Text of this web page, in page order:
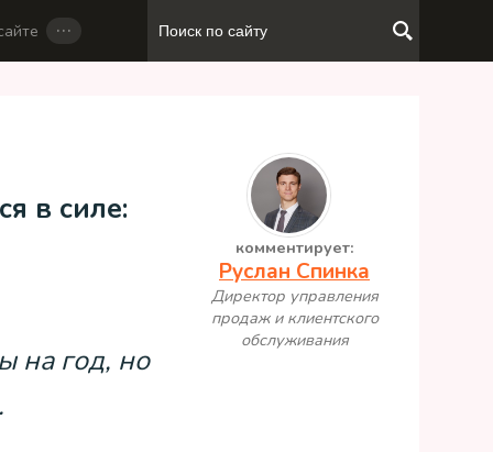
…
в силе:
на год, но
комментирует:
Руслан Спинка
Директор управления
продаж и клиентского
обслуживания